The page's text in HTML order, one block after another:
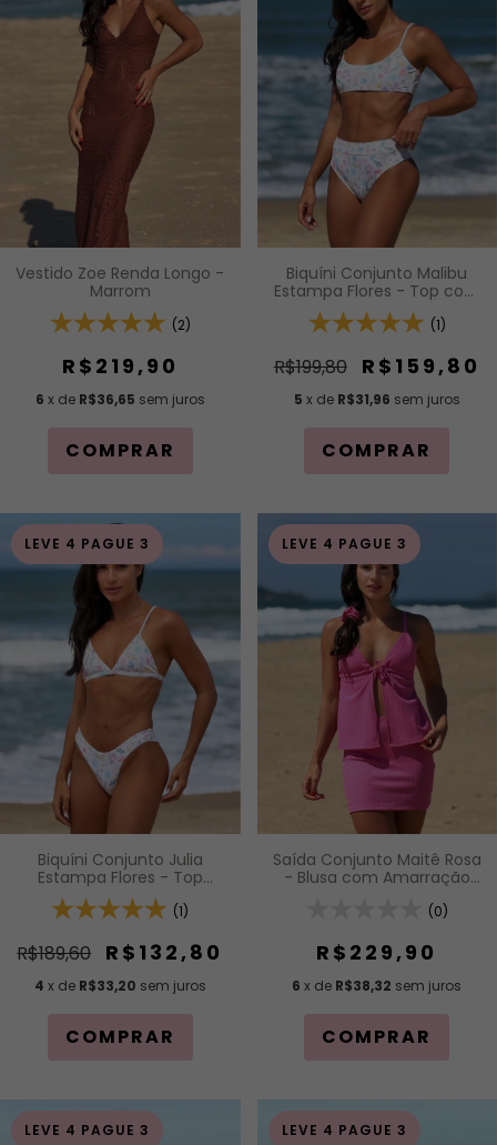
Vestido Zoe Renda Longo -
Marrom
(2)
R$219,90
6 x de R$36,65 sem juros
COMPRAR
Biquíni Conjunto Malibu
Estampa Flores - Top com
Alças Fixas e Bojo
Removível e Calcinha
(1)
R$199,80 R$159,80
5 x de R$31,96 sem juros
COMPRAR
LEVE 4 PAGUE 3
Biquíni Conjunto Julia
Estampa Flores - Top
Cortininha Fixa com Bojo
Removível e Calcinha Asa
Levanta)
(1)
R$189,60 R$132,80
4 x de R$33,20 sem juros
COMPRAR
LEVE 4 PAGUE 3
Saída Conjunto Maitê Rosa
- Blusa com Amarração
Regulagem e Saia Curta
(0)
R$229,90
6 x de R$38,32 sem juros
COMPRAR
LEVE 4 PAGUE 3 LEVE 4 PAGUE 3